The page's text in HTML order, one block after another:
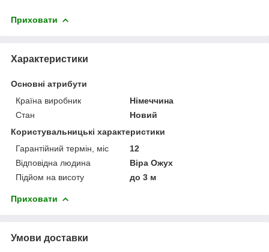
Приховати
Характеристики
Основні атрибути
Країна виробник
Німеччина
Стан
Новий
Користувальницькі характеристики
Гарантійний термін, міс
12
Відповідна людина
Віра Ожух
Підйом на висоту
до 3 м
Приховати
Умови доставки